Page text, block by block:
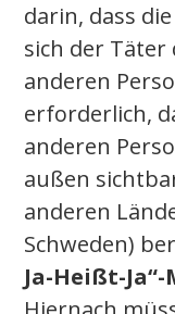
darin, dass
sich der Täter
anderen
erforderlich,
anderen
außen
anderen
Schweden)
Ja-Heißt-